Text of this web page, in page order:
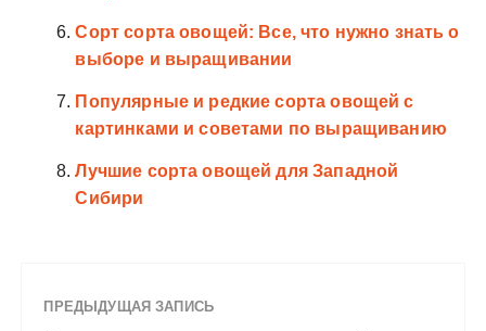
Сорт сорта овощей: Все, что нужно знать о
выборе и выращивании
Популярные и редкие сорта овощей с
картинками и советами по выращиванию
Лучшие сорта овощей для Западной
Сибири
ПРЕДЫДУЩАЯ ЗАПИСЬ